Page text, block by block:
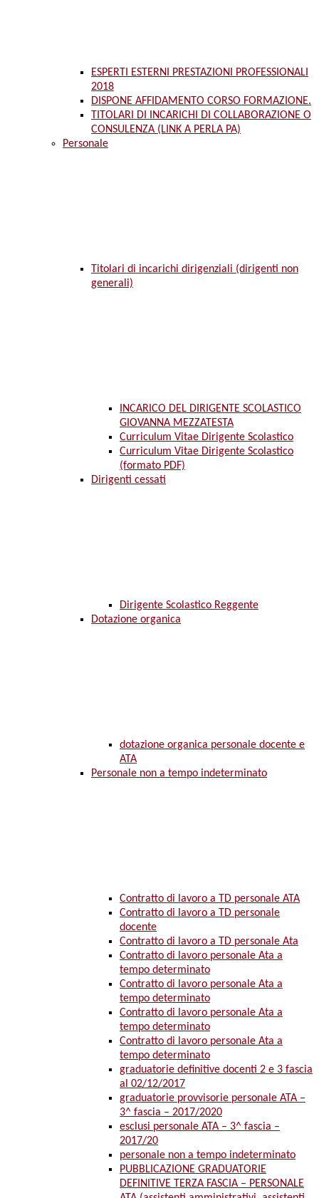
ESPERTI ESTERNI PRESTAZIONI PROFESSIONALI
2018
DISPONE AFFIDAMENTO CORSO FORMAZIONE.
TITOLARI DI INCARICHI DI COLLABORAZIONE O
CONSULENZA (LINK A PERLA PA)
Personale
Titolari di incarichi dirigenziali (dirigenti non
generali)
INCARICO DEL DIRIGENTE SCOLASTICO
GIOVANNA MEZZATESTA
Curriculum Vitae Dirigente Scolastico
Curriculum Vitae Dirigente Scolastico
(formato PDF)
Dirigenti cessati
Dirigente Scolastico Reggente
Dotazione organica
dotazione organica personale docente e
ATA
Personale non a tempo indeterminato
Contratto di lavoro a TD personale ATA
Contratto di lavoro a TD personale
docente
Contratto di lavoro a TD personale Ata
Contratto di lavoro personale Ata a
tempo determinato
Contratto di lavoro personale Ata a
tempo determinato
Contratto di lavoro personale Ata a
tempo determinato
Contratto di lavoro personale Ata a
tempo determinato
graduatorie definitive docenti 2 e 3 fascia
al 02/12/2017
graduatorie provvisorie personale ATA –
3^ fascia – 2017/2020
esclusi personale ATA – 3^ fascia –
2017/20
personale non a tempo indeterminato
PUBBLICAZIONE GRADUATORIE
DEFINITIVE TERZA FASCIA – PERSONALE